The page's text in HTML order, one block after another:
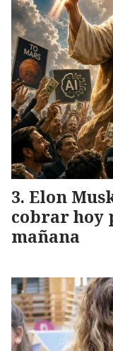
Elon
cobrar hoy
mañana